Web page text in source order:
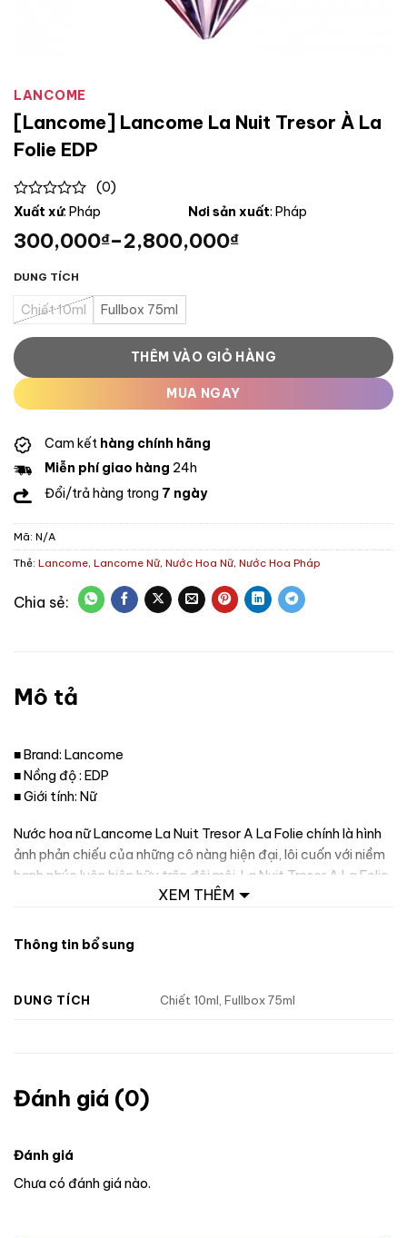
LANCOME
[Lancome] Lancome La Nuit Tresor À La
Folie EDP
0
of
5
(0)
Xuất xứ: Pháp Nơi sản xuất: Pháp
300,000₫–2,800,000₫
DUNG TÍCH
Chiết 10ml Fullbox 75ml
THÊM VÀO GIỎ HÀNG
MUA NGAY
Cam kết hàng chính hãng
Miễn phí giao hàng 24h
Đổi/trả hàng trong 7 ngày
Mã: N/A
Thẻ: Lancome, Lancome Nữ, Nước Hoa Nữ, Nước Hoa Pháp
Mô tả
■ Brand: Lancome
■ Nồng độ : EDP
■ Giới tính: Nữ
Nước hoa nữ Lancome La Nuit Tresor A La Folie chính là hình
ảnh phản chiếu của những cô nàng hiện đại, lôi cuốn với niềm
hạnh phúc luôn hiện hữu trên đôi môi. La Nuit Tresor A La Folie
mang một cảm giác không thể diễn tả khiến bạn quên đi mọi
mà hương vị này muốn mang lại cho người dùng.
XEM THÊM
Thông tin bổ sung
DUNG TÍCH Chiết 10ml, Fullbox 75ml
Đánh giá (0)
Đánh giá
Chưa có đánh giá nào.